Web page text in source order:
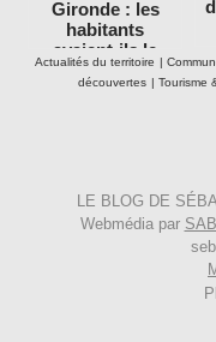
Gironde : les
habitants
avaient-ils le
droit de rester
dans leurs
Actualités du territoire |
découvertes | Tourisme
LE BLOG DE
Webmédia par